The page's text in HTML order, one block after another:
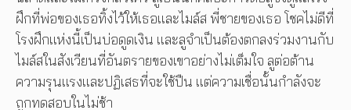
ฝึกที่พ่อของเธอทิ้งไว้ให้เธอและไมล์ส พี่ชายของเธอ โชคไม่ดีที่
โรงฝึกแห่งนี้เป็นบ่อดูดเงิน และลูจำเป็นต้องตกลงร่วมงานกับ
ไมล์สในสังเวียนที่อันตรายของเขาอย่างไม่เต็มใจ ลูต่อต้าน
ความรุนแรงและปฏิเสธที่จะใช้ปืน แต่ความเชื่อนั้นกำลังจะ
ถูกทดสอบในไม่ช้า